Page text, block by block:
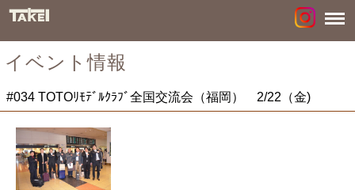
イベント情報
#034 TOTOﾘﾓﾃﾞﾙｸﾗﾌﾞ全国交流会（福岡） 2/22（金)